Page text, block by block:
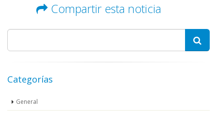
Compartir esta noticia
Categorías
General